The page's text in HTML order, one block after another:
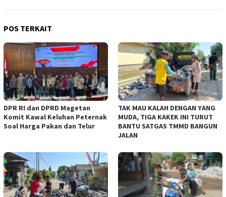
POS TERKAIT
DPR RI dan DPRD Magetan
Komit Kawal Keluhan Peternak
Soal Harga Pakan dan Telur
TAK MAU KALAH DENGAN YANG
MUDA, TIGA KAKEK INI TURUT
BANTU SATGAS TMMD BANGUN
JALAN